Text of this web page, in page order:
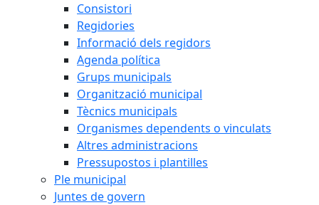
Consistori
Regidories
Informació dels regidors
Agenda política
Grups municipals
Organització municipal
Tècnics municipals
Organismes dependents o vinculats
Altres administracions
Pressupostos i plantilles
Ple municipal
Juntes de govern